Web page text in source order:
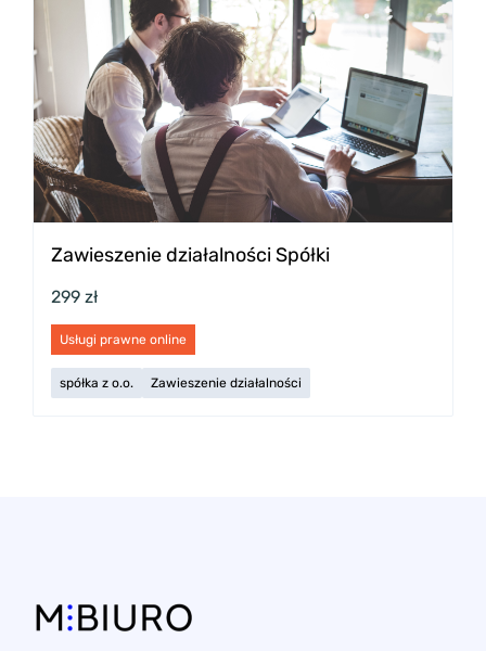
Zawieszenie działalności Spółki
299 zł
Usługi prawne online
spółka z o.o. Zawieszenie działalności